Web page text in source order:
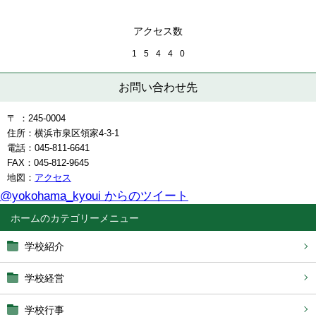
ホーム
学校紹介
学校経営
学校行事
アクセス数
1 5 4 4 0
お問い合わせ先
〒 ：245-0004
住所：横浜市泉区領家4-3-1
電話：045-811-6641
FAX：045-812-9645
地図： アクセス
@yokohama_kyoui からのツイート